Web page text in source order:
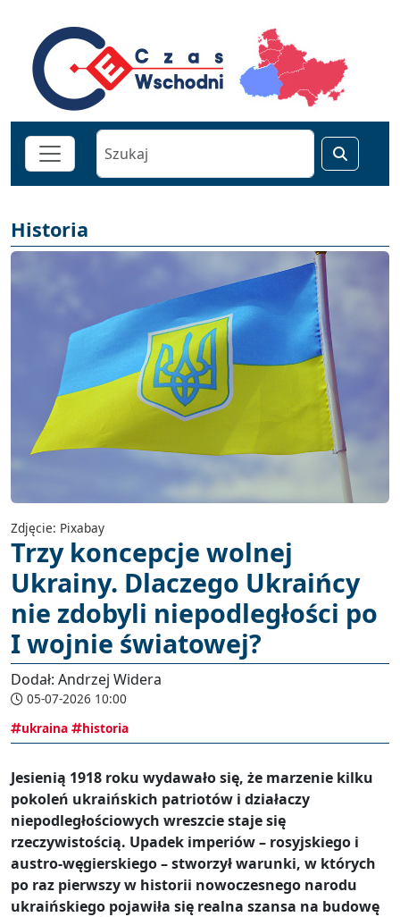
Historia
Zdjęcie: Pixabay
Trzy koncepcje wolnej
Ukrainy. Dlaczego Ukraińcy
nie zdobyli niepodległości po
I wojnie światowej?
Dodał: Andrzej Widera
05-07-2026 10:00
ukraina
historia
Jesienią 1918 roku wydawało się, że marzenie kilku
pokoleń ukraińskich patriotów i działaczy
niepodległościowych wreszcie staje się
rzeczywistością. Upadek imperiów – rosyjskiego i
austro-węgierskiego – stworzył warunki, w których
po raz pierwszy w historii nowoczesnego narodu
ukraińskiego pojawiła się realna szansa na budowę